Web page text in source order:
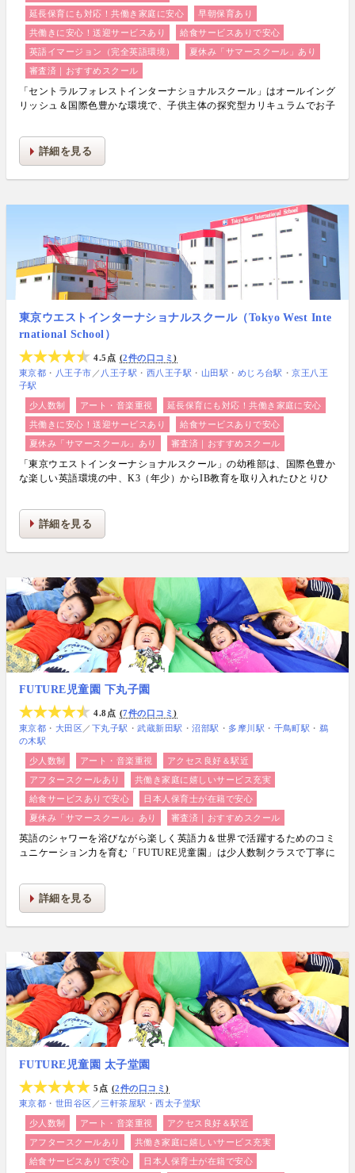
延長保育にも対応！共働き家庭に安心
早朝保育あり
共働きに安心！送迎サービスあり
給食サービスありで安心
英語イマージョン（完全英語環境）
夏休み「サマースクール」あり
審査済｜おすすめスクール
「セントラルフォレストインターナショナルスクール」はオールイング
リッシュ＆国際色豊かな環境で、子供主体の探究型カリキュラムでお子
ル・キンダーガーテンです。
詳細を見る
東京ウエストインターナショナルスクール（Tokyo West Inte
rnational School）
4.5点
2件の口コミ
東京都
八王子市 ／ 八王子駅 西八王子駅 山田駅 めじろ台駅
京王八王
子駅
少人数制 アート・音楽重視
延長保育にも対応！共働き家庭に安心
共働きに安心！送迎サービスあり
給食サービスありで安心
夏休み「サマースクール」あり
審査済｜おすすめスクール
「東京ウエストインターナショナルスクール」の幼稚部は、国際色豊か
な楽しい英語環境の中、K3（年少）からIB教育を取り入れたひとりひ
詳細を見る
FUTURE児童園 下丸子園
4.8点
7件の口コミ
東京都
大田区 ／ 下丸子駅 武蔵新田駅 沼部駅 多摩川駅 千鳥町駅
鵜
の木駅
少人数制 アート・音楽重視
アクセス良好＆駅近
アフタースクールあり
共働き家庭に嬉しいサービス充実
給食サービスありで安心
日本人保育士が在籍で安心
夏休み「サマースクール」あり
審査済｜おすすめスクール
英語のシャワーを浴びながら楽しく英語力＆世界で活躍するためのコミ
ュニケーション力を育む「FUTURE児童園」は少人数制クラスで丁寧に
詳細を見る
FUTURE児童園 太子堂園
5点
2件の口コミ
東京都
世田谷区 ／ 三軒茶屋駅 西太子堂駅
少人数制 アート・音楽重視
アクセス良好＆駅近
アフタースクールあり
共働き家庭に嬉しいサービス充実
給食サービスありで安心
日本人保育士が在籍で安心